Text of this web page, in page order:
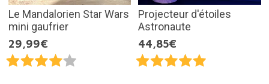
Le Mandalorien Star Wars
mini gaufrier
29,99€
Projecteur d'étoiles
Astronaute
44,85€